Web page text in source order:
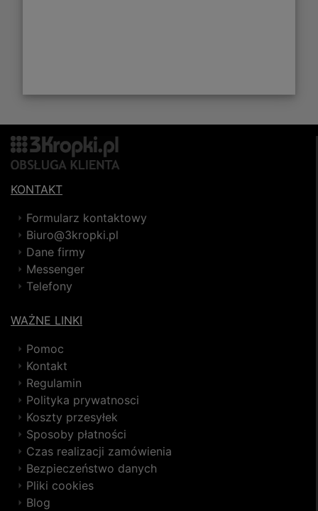
KONTAKT
Formularz kontaktowy
Biuro@3kropki.pl
Dane firmy
Messenger
Telefony
WAŻNE LINKI
Pomoc
Kontakt
Regulamin
Polityka prywatnosci
Koszty przesyłek
Sposoby płatności
Czas realizacji zamówienia
Bezpieczeństwo danych
Pliki cookies
Blog